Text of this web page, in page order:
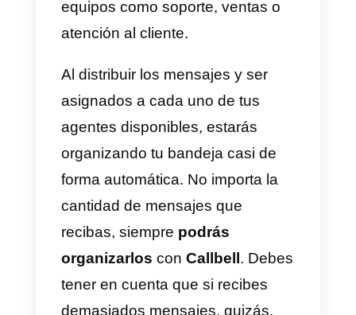
organizar tus clientes, una API
publica, notas internas,
distribución de chats y mucho
más.
Es así como definimos a Callbell
como una plataforma omnicanal
que centraliza los mensajes de
tus redes sociales favoritas en un
solo sitio.